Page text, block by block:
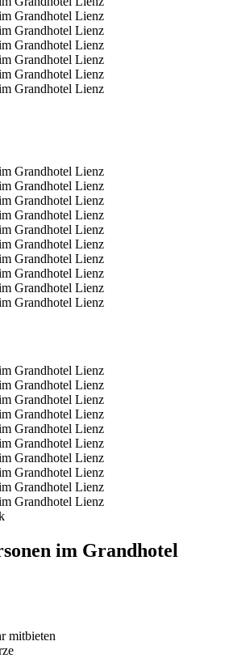
im Grandhotel
mitbieten